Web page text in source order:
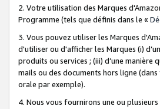
2. Votre utilisation des Marques
Programme (tels que définis dans le «
3. Vous pouvez utiliser les Marques
d'utiliser ou d'afficher les Marques (i)
produits ou services ; (iii) d’une
mails ou des documents hors ligne
orale par exemple).
4. Nous vous fournirons une ou